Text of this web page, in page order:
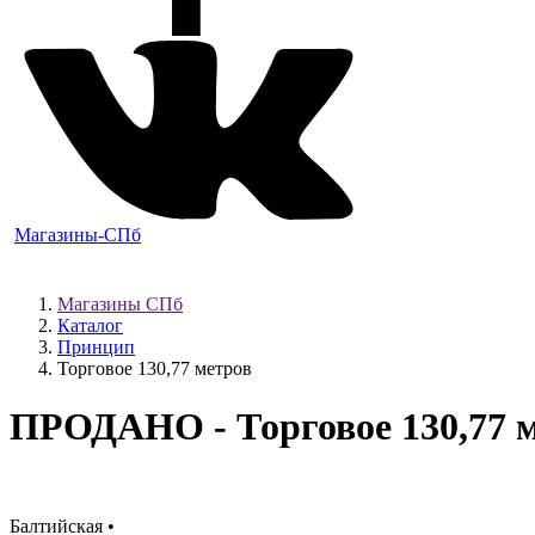
Магазины-СПб
Магазины СПб
Каталог
Принцип
Торговое 130,77 метров
ПРОДАНО - Торговое 130,77
Балтийская •